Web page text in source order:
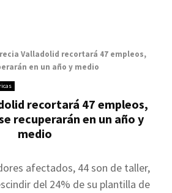
Valladolid recortará 47 empleos,
en un año y medio
recortará 47 empleos,
recuperarán en un año y
medio
afectados, 44 son de taller,
del 24% de su plantilla de